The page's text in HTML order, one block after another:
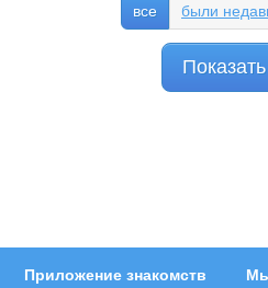
все были
Приложение знакомств